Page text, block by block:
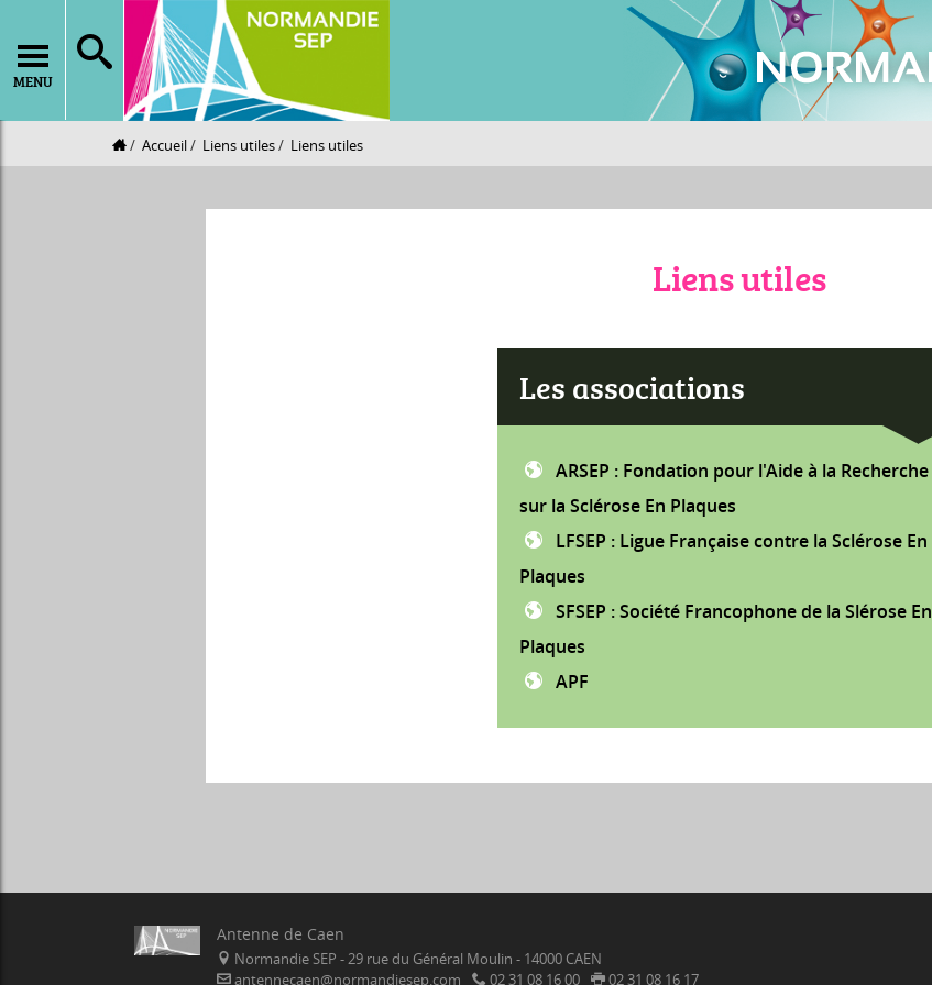
MENU
Accueil Liens utiles Liens utiles
Liens utiles
Les associations
ARSEP : Fondation pour l'Aide à la Recherche
sur la Sclérose En Plaques
LFSEP : Ligue Française contre la Sclérose En
Plaques
SFSEP : Société Francophone de la Slérose En
Plaques
APF
Antenne de Caen
Normandie SEP - 29 rue du Général Moulin - 14000 CAEN
antennecaen@normandiesep.com
02 31 08 16 00 02 31 08 16 17